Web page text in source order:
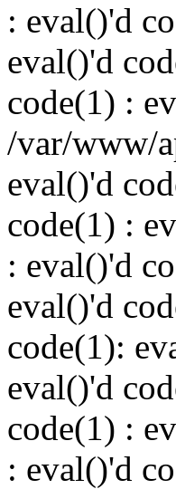
: eval()'d
eval()'d
code(1) :
/var/www/
eval()'d
code(1) :
: eval()'d
eval()'d
code(1):
eval()'d
code(1) :
: eval()'d